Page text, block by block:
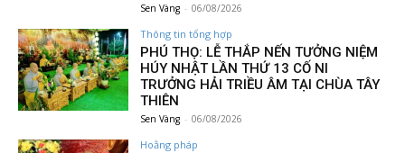
Sen Vàng - 06/08/2026
Thông tin tổng hợp
PHÚ THỌ: LỄ THẮP NẾN TƯỞNG NIỆM
HÚY NHẬT LẦN THỨ 13 CỐ NI
TRƯỞNG HẢI TRIỀU ÂM TẠI CHÙA TÂY
THIÊN
Sen Vàng - 06/08/2026
Hoằng pháp